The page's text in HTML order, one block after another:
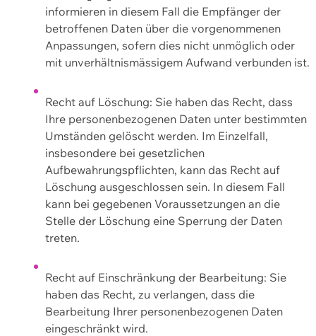
informieren in diesem Fall die Empfänger der
betroffenen Daten über die vorgenommenen
Anpassungen, sofern dies nicht unmöglich oder
mit unverhältnismässigem Aufwand verbunden ist.
Recht auf Löschung: Sie haben das Recht, dass
Ihre personenbezogenen Daten unter bestimmten
Umständen gelöscht werden. Im Einzelfall,
insbesondere bei gesetzlichen
Aufbewahrungspflichten, kann das Recht auf
Löschung ausgeschlossen sein. In diesem Fall
kann bei gegebenen Voraussetzungen an die
Stelle der Löschung eine Sperrung der Daten
treten.
Recht auf Einschränkung der Bearbeitung: Sie
haben das Recht, zu verlangen, dass die
Bearbeitung Ihrer personenbezogenen Daten
eingeschränkt wird.